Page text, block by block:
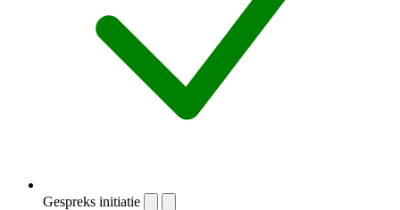
Gespreks initiatie